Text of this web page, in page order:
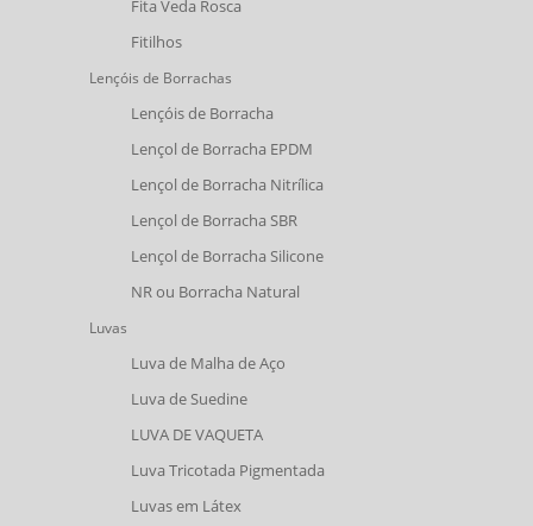
Fita Veda Rosca
Fitilhos
Lençóis de Borrachas
Lençóis de Borracha
Lençol de Borracha EPDM
Lençol de Borracha Nitrílica
Lençol de Borracha SBR
Lençol de Borracha Silicone
NR ou Borracha Natural
Luvas
Luva de Malha de Aço
Luva de Suedine
LUVA DE VAQUETA
Luva Tricotada Pigmentada
Luvas em Látex